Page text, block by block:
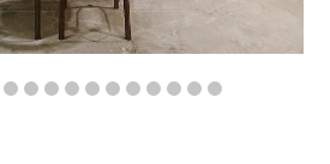
3 4 5 6 7 8 9 1011 1213